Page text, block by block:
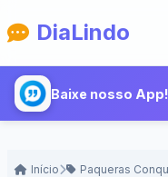
DiaLindo
Baixe nosso App!
Início